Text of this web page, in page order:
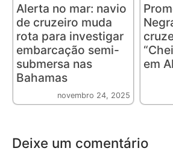
Alerta no mar: navio
de cruzeiro muda
rota para investigar
embarcação semi-
submersa nas
Bahamas
novembro 24, 2025
em
Deixe um comentário